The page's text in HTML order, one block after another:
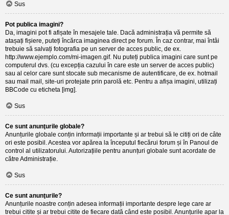
Sus
Pot publica imagini?
Da, imagini pot fi afișate în mesajele tale. Dacă administrația vă permite să
atașați fișiere, puteți încărca imaginea direct pe forum. În caz contrar, mai întâi
trebuie să salvați fotografia pe un server de acces public, de ex.
http://www.ejemplo.com/mi-imagen.gif. Nu puteți publica imagini care sunt pe
computerul dvs. (cu excepția cazului în care este un server de acces public)
sau al celor care sunt stocate sub mecanisme de autentificare, de ex. hotmail
sau mail mail, site-uri protejate prin parolă etc. Pentru a afișa imagini, utilizați
BBCode cu eticheta [img].
Sus
Ce sunt anunţurile globale?
Anunțurile globale conțin informații importante și ar trebui să le citiți ori de câte
ori este posibil. Acestea vor apărea la începutul fiecărui forum și în Panoul de
control al utilizatorului. Autorizațiile pentru anunțuri globale sunt acordate de
către Administrație.
Sus
Ce sunt anunţurile?
Anunțurile noastre conțin adesea informații importante despre lege care ar
trebui citite și ar trebui citite de fiecare dată când este posibil. Anunțurile apar la